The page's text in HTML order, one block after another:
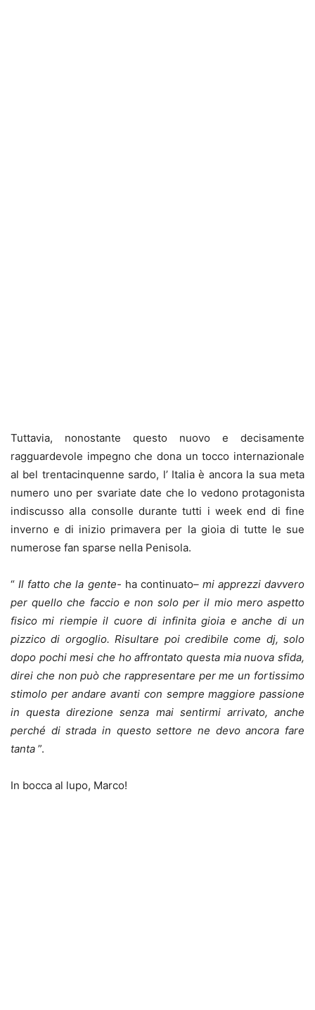
Tuttavia, nonostante questo nuovo e decisamente
ragguardevole impegno che dona un tocco internazionale
al bel trentacinquenne sardo, l’ Italia è ancora la sua meta
numero uno per svariate date che lo vedono protagonista
indiscusso alla consolle durante tutti i week end di fine
inverno e di inizio primavera per la gioia di tutte le sue
numerose fan sparse nella Penisola.
“Il fatto che la gente- ha continuato– mi apprezzi davvero
per quello che faccio e non solo per il mio mero aspetto
fisico mi riempie il cuore di infinita gioia e anche di un
pizzico di orgoglio. Risultare poi credibile come dj, solo
dopo pochi mesi che ho affrontato questa mia nuova sfida,
direi che non può che rappresentare per me un fortissimo
stimolo per andare avanti con sempre maggiore passione
in questa direzione senza mai sentirmi arrivato, anche
perché di strada in questo settore ne devo ancora fare
tanta ”.
In bocca al lupo, Marco!